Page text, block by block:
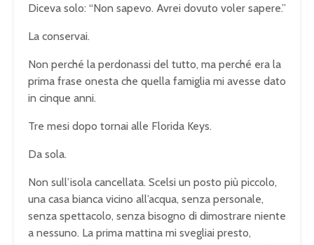
Diceva solo: “Non sapevo. Avrei dovuto voler sapere.”
La conservai.
Non perché la perdonassi del tutto, ma perché era la
prima frase onesta che quella famiglia mi avesse dato
in cinque anni.
Tre mesi dopo tornai alle Florida Keys.
Da sola.
Non sull’isola cancellata. Scelsi un posto più piccolo,
una casa bianca vicino all’acqua, senza personale,
senza spettacolo, senza bisogno di dimostrare niente
a nessuno. La prima mattina mi svegliai presto,